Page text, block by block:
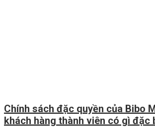
Chính sách đặc quyền của Bibo
khách hàng thành viên có gì đặc